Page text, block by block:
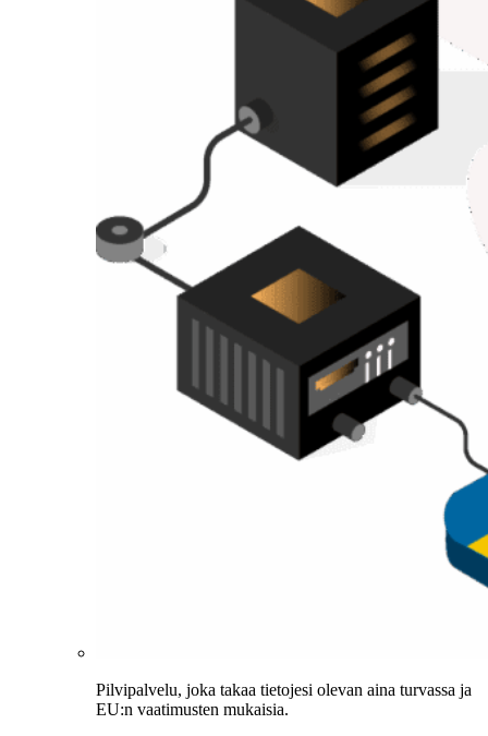
Pilvipalvelu, joka takaa tietojesi olevan aina turvassa ja
EU:n vaatimusten mukaisia.